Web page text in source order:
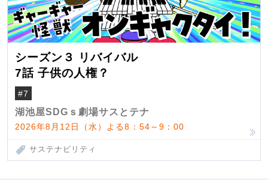
シーズン３ リバイバル
7話 子供の人権？
#7
湖池屋SDGｓ劇場サスとテナ
2026年8月12日（水）よる8：54～9：00
サステナビリティ